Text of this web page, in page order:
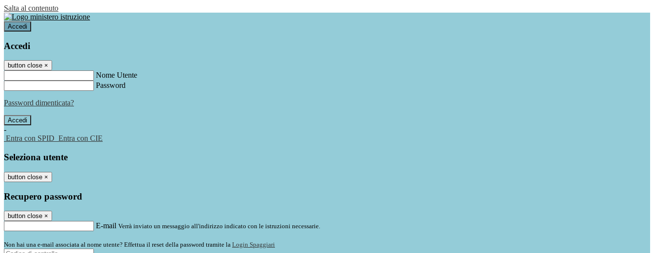
Salta al contenuto
Accedi
Accedi
button close ×
Nome Utente
Password
Password dimenticata?
-
Entra con SPID Entra con CIE
Seleziona utente
button close ×
Recupero password
button close ×
E-mail Verrà inviato un messaggio all'indirizzo indicato con le istruzioni necessarie.
Non hai una e-mail associata al nome utente? Effettua il reset della password tramite la Login Spaggiari